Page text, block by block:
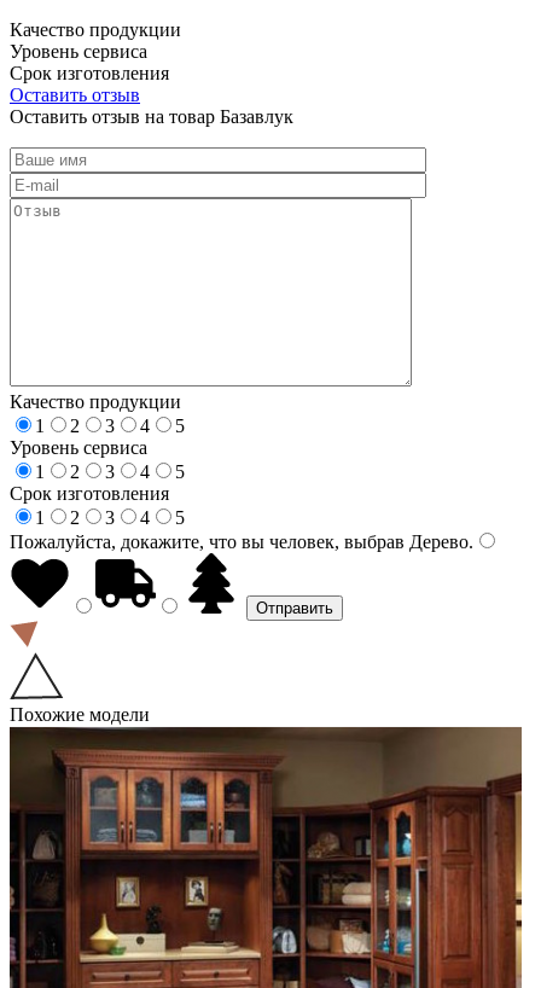
Качество продукции
Уровень сервиса
Срок изготовления
Оставить отзыв
Оставить отзыв на товар Базавлук
Качество продукции
1
2 3 4
5
Уровень сервиса
1
2 3 4
5
Срок изготовления
1
2 3 4
5
Пожалуйста, докажите, что вы человек, выбрав Дерево.
Похожие модели